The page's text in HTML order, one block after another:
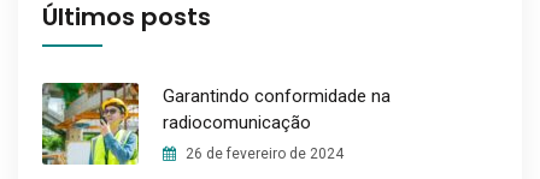
Últimos posts
Garantindo conformidade na
radiocomunicação
26 de fevereiro de 2024